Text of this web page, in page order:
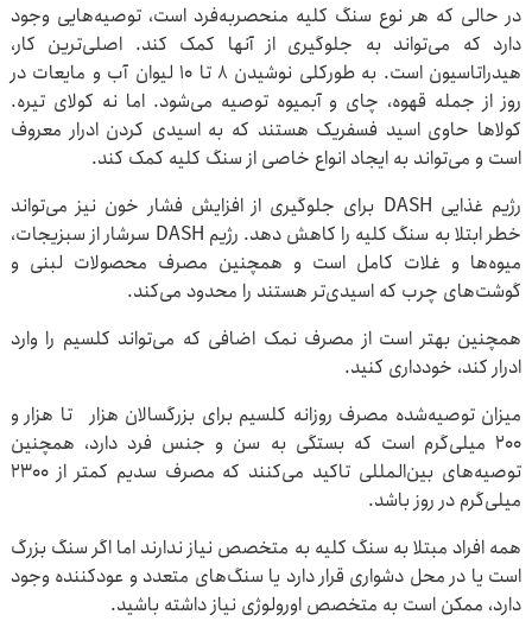
در حالی که هر نوع سنگ کلیه منحصربه‌فرد است، توصیه‌هایی وجود
دارد که می‌تواند به جلوگیری از آنها کمک کند. اصلی‌ترین کار،
هیدراتاسیون است. به‌ طورکلی نوشیدن ۸ تا ۱۰ لیوان آب و مایعات در
روز از جمله قهوه، چای و آبمیوه توصیه می‌شود. اما نه کولای تیره.
کولاها حاوی اسید فسفریک هستند که به اسیدی‌ کردن ادرار معروف
است و می‌تواند به ایجاد انواع خاصی از سنگ کلیه کمک کند.
رژیم غذایی DASH برای جلوگیری از افزایش فشار خون نیز می‌تواند
خطر ابتلا به سنگ کلیه را کاهش دهد. رژیم DASH سرشار از سبزیجات،
میوه‌ها و غلات کامل است و همچنین مصرف محصولات لبنی و
گوشت‌های چرب که اسیدی‌تر هستند را محدود می‌کند.
همچنین بهتر است از مصرف نمک اضافی که می‌تواند کلسیم را وارد
ادرار کند، خودداری کنید.
میزان توصیه‌شده مصرف روزانه کلسیم برای بزرگسالان هزار تا هزار و
200 میلی‌گرم است که بستگی به سن و جنس فرد دارد، همچنین
توصیه‌های بین‌المللی تاکید می‌کنند که مصرف سدیم کمتر از ۲۳۰۰
میلی‌گرم در روز باشد.
همه افراد مبتلا به سنگ کلیه به متخصص نیاز ندارند اما اگر سنگ بزرگ
است یا در محل دشواری قرار دارد یا سنگ‌های متعدد و عودکننده وجود
دارد، ممکن است به متخصص اورولوژی نیاز داشته باشید.